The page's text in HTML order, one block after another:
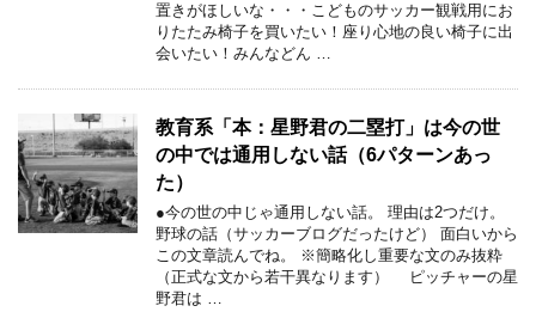
置きがほしいな・・・こどものサッカー観戦用にお
りたたみ椅子を買いたい！座り心地の良い椅子に出
会いたい！みんなどん …
教育系「本：星野君の二塁打」は今の世
の中では通用しない話（6パターンあっ
た）
●今の世の中じゃ通用しない話。 理由は2つだけ。
野球の話（サッカーブログだったけど） 面白いから
この文章読んでね。 ※簡略化し重要な文のみ抜粋
（正式な文から若干異なります） ピッチャーの星
野君は …